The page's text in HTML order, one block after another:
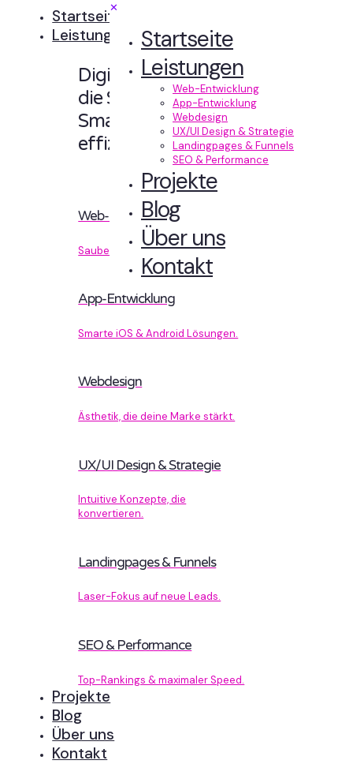
✕
Startseite
Leistungen
Web-Entwicklung
App-Entwicklung
Webdesign
UX/UI Design & Strategie
Landingpages & Funnels
SEO & Performance
Projekte
Blog
Über uns
Kontakt
Startseite
Leistungen
Digitale Erlebnisse,
die Sinn machen.
Smart designt und
effizient entwickelt.
Web-Entwicklung
Sauberer Code, der performt.
App-Entwicklung
Smarte iOS & Android Lösungen.
Webdesign
Ästhetik, die deine Marke stärkt.
UX/UI Design & Strategie
Intuitive Konzepte, die
konvertieren.
Landingpages & Funnels
Laser-Fokus auf neue Leads.
SEO & Performance
Top-Rankings & maximaler Speed.
Projekte
Blog
Über uns
Kontakt